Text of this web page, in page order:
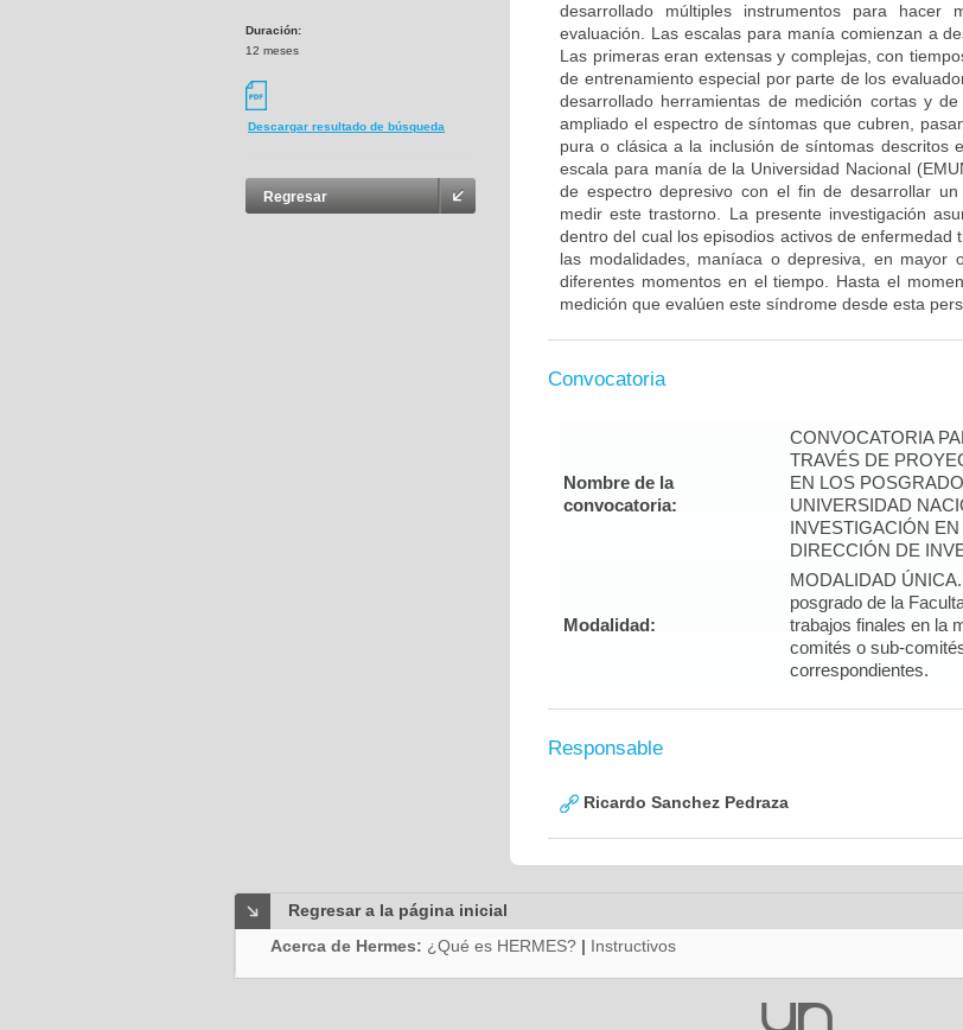
Duración:
12 meses
Descargar resultado de búsqueda
Regresar
desarrollado múltiples instrumentos para
evaluación. Las escalas para manía comienzan a
Las primeras eran extensas y complejas, con
de entrenamiento especial por parte de los
desarrollado herramientas de medición cortas y
ampliado el espectro de síntomas que cubren,
pura o clásica a la inclusión de síntomas descritos
escala para manía de la Universidad Nacional
de espectro depresivo con el fin de desarrollar
medir este trastorno. La presente investigación
dentro del cual los episodios activos de
las modalidades, maníaca o depresiva, en
diferentes momentos en el tiempo. Hasta el
medición que evalúen este síndrome desde esta
Convocatoria
Nombre de la
convocatoria:
CONVOCATORIA
TRAVÉS DE
EN LOS
UNIVERSIDAD
INVESTIGACIÓN
DIRECCIÓN DE
Modalidad:
MODALIDAD
posgrado de la
trabajos finales en la
comités o sub-
correspondientes.
Responsable
Ricardo Sanchez Pedraza
Regresar a la página inicial
Acerca de Hermes: ¿Qué es HERMES? | Instructivos